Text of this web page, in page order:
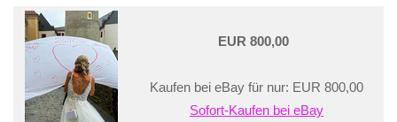
EUR 800,00
Kaufen bei eBay für nur: EUR 800,00
Sofort-Kaufen bei eBay